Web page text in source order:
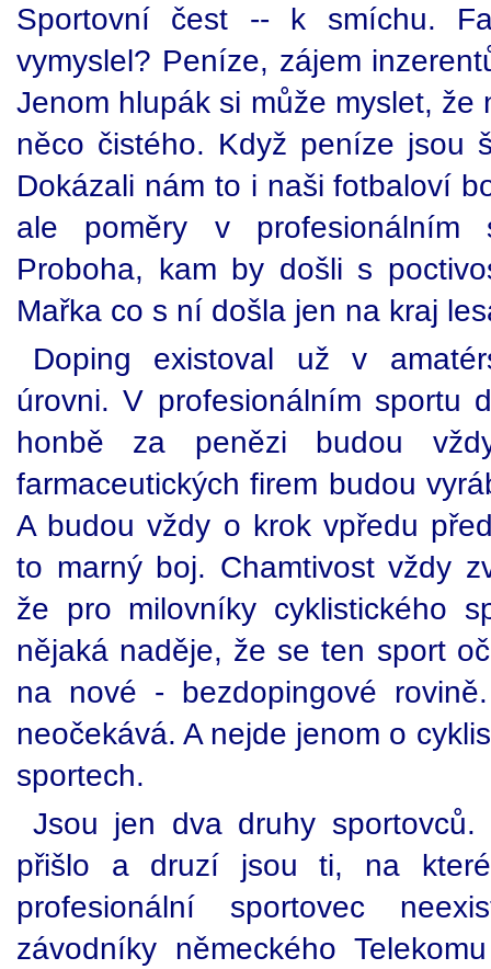
Sportovní čest -- k smíchu.
vymyslel? Peníze, zájem
Jenom hlupák si může myslet,
něco čistého. Když peníze jsou
Dokázali nám to i naši fotbaloví
ale poměry v profesionálním
Proboha, kam by došli s
Mařka co s ní došla jen na kraj
Doping existoval už v
úrovni. V profesionálním sportu
honbě za penězi budou
farmaceutických firem budou
A budou vždy o krok vpředu
to marný boj. Chamtivost vždy
že pro milovníky cyklistického
nějaká naděje, že se ten sport
na nové - bezdopingové
neočekává. A nejde jenom o
sportech.
Jsou jen dva druhy
přišlo a druzí jsou ti, na
profesionální sportovec
závodníky německého